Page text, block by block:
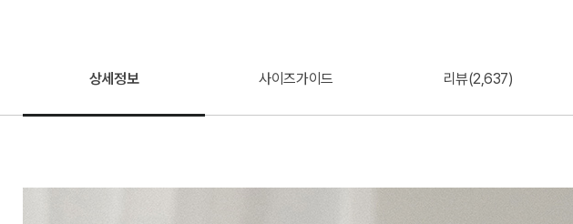
상세정보 사이즈가이드 리뷰(2,637)